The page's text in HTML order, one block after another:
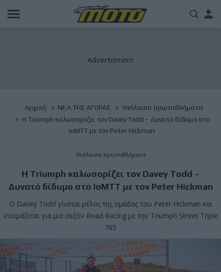
Παράκαμψη
προς
Breadcrumb
Αρχική NΕΑ ΤΗΣ ΑΓΟΡΑΣ
Υπόλοιπα πρωταθλήματα
H Triumph καλωσορίζει τον Davey Todd – Δυνατό δίδυμο στο
IoMTT με τον Peter Hickman
Υπόλοιπα πρωταθλήματα
H Triumph καλωσορίζει τον Davey Todd –
Δυνατό δίδυμο στο IoMTT με τον Peter Hickman
Ο Davey Todd γίνεται μέλος της ομάδας του Peter Hickman και
ετοιμάζεται για μια σεζόν Road Racing με την Triumph Street Triple
765